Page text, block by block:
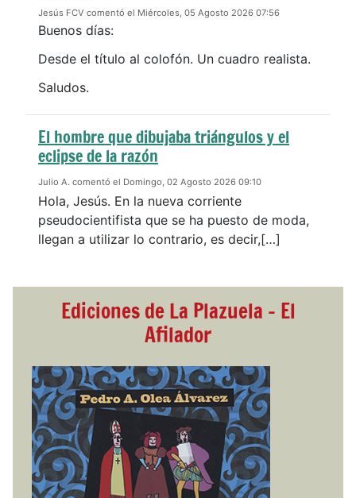
Jesús FCV comentó el Miércoles, 05 Agosto 2026 07:56
Buenos días:
Desde el título al colofón. Un cuadro realista.
Saludos.
El hombre que dibujaba triángulos y el
eclipse de la razón
Julio A. comentó el Domingo, 02 Agosto 2026 09:10
Hola, Jesús. En la nueva corriente
pseudocientifista que se ha puesto de moda,
llegan a utilizar lo contrario, es decir,[…]
Ediciones de La Plazuela - El
Afilador